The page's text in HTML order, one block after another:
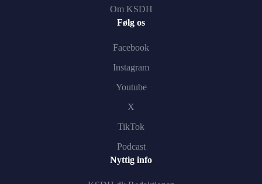
Om KSDH
Følg os
Facebook
Instagram
Youtube
X
TikTok
Podcast
Nyttig info